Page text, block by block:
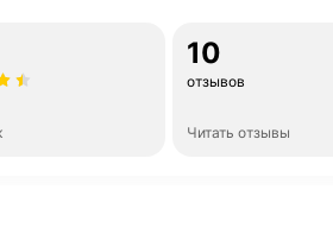
10
отзывов
Читать отзывы